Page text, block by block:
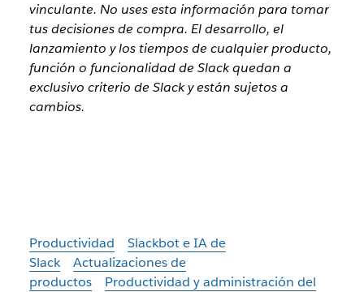
vinculante. No uses esta información para tomar
tus decisiones de compra. El desarrollo, el
lanzamiento y los tiempos de cualquier producto,
función o funcionalidad de Slack quedan a
exclusivo criterio de Slack y están sujetos a
cambios.
Productividad
Slackbot e IA de
Slack
Actualizaciones de
productos
Productividad y administración del